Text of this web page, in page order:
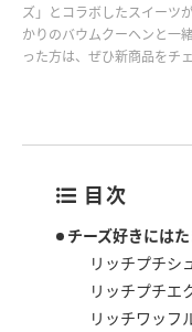
ズ」とコラボしたスイーツ
かりのバウムクーヘンと一
った方は、ぜひ新商品をチ
目次
チーズ好きには
リッチプチシ
リッチプチエ
リッチワッフ